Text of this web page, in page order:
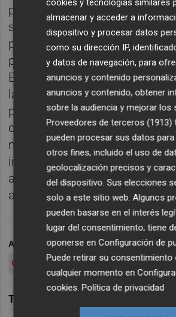
provocó la primera gran
sectores culturales y el
prácticamente todas las
profesionales se situaron
Esto se materializó en una
las puertas del centro cultural,
propio Pérez Pont emitió un
que calificaba su cese como
modelo de gestión
independiente y en libertad de
aunque no entraba a valorar el
acusaciones vertidas por
ARCHIVADO EN CONSORCI DE MUSEUS
CENTRE DEL CARME
cookies y tecnologías similares
almacenar y acceder a
dispositivo y procesar datos
como su dirección IP,
y datos de navegación, para
anuncios y contenido
anuncios y contenido, obtener
sobre la audiencia y mejorar los
Proveedores de terceros (1913)
pueden procesar sus datos
otros fines, incluido el uso de
geolocalización precisos y
del dispositivo. Sus elecciones
solo a este sitio web. Algunos
pueden basarse en el interés
lugar del consentimiento; tiene
oponerse enConfiguración de
Puede retirar su consentimiento
cualquier momento en
cookies.Política de privacidad